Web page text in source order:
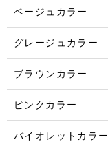
ベージュカラー
グレージュカラー
ブラウンカラー
ピンクカラー
バイオレットカラー